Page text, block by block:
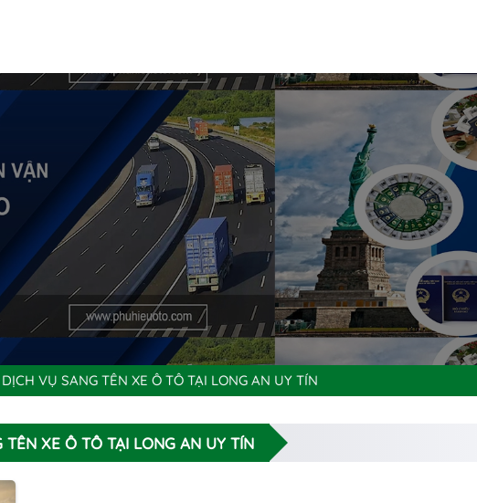
VỤ SANG TÊN XE Ô TÔ TẠI LONG AN UY TÍN
TÊN XE Ô TÔ TẠI LONG AN UY TÍN